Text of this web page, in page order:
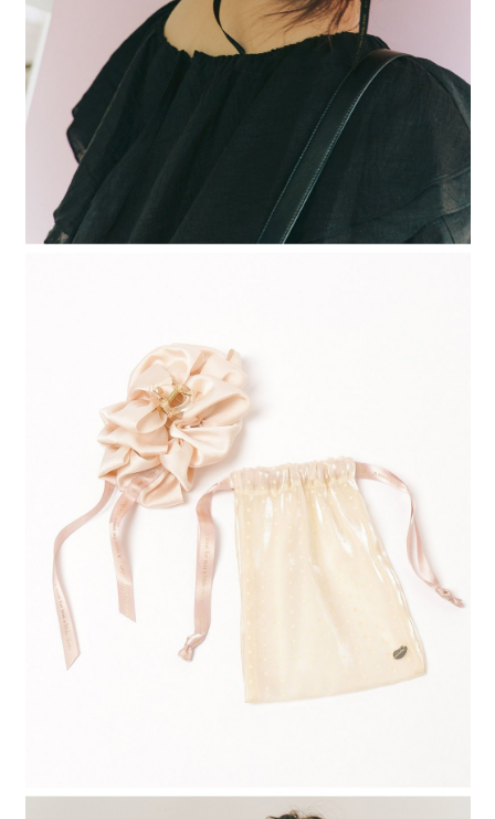
【注意事項】
１．透過由恩沛科技股份有限公司提供之「AFTEE先享後付」服務完成之交
易，需依本服務之必要範圍內提供個人資料，並將交易相關給付款項請求債
權轉讓予恩沛科技股份有限公司。
２．關於個人資料處理事宜，請瀏覽以下網址：
https://aftee.tw/terms/#terms3
３．未成年的使用者請事先徵得法定代理人或監護人之同意方可使用
「AFTEE先享後付」，若未經同意申辦者引起之損失，本公司不負相關責
４．使用「AFTEE先享後付」時，將依據個別帳號之用戶狀況，依本公司即
時審查核予不同之上限額度；若仍有額度不足之情形，本公司將視審查結果
請求用戶進行身份認證。
５．嚴禁一人註冊多個帳號或使用他人資訊註冊。若發現惡意使用之情形，
恩沛科技股份有限公司將有權停止該用戶之使用額度並採取法律行動。